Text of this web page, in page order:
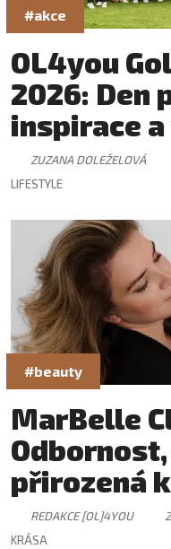
#akce
OL4you
2026: Den
inspirace
setkání
ZUZANA DOLEŽELOVÁ
LIFESTYLE
#beauty
MarBelle
přirozená
REDAKCE [OL]4YOU
KRÁSA